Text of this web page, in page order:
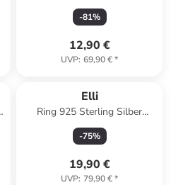
-81%
12,90 €
UVP: 69,90 €*
Elli
Ring 925 Sterling Silber
Siegelring in Gold
-75%
19,90 €
UVP: 79,90 €*